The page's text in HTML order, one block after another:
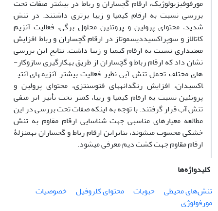
مورفوفیزیولوژیک، ارقام گچساران و رباط در بیشتر صفات تحت
بررسی نسبت به ارقام کیمیا و زیبا برتری داشتند. در تنش
شدید، محتوای پرولین و پروتئین محلول برگی، فعالیت آنزیم
کاتالاز و سوپراکسید­دیسموتاز در ارقام گچساران و رباط افزایش
معنی­داری نسبت به ارقام کیمیا و زیبا داشت. نتایج اینبررسی
نشاندادکه ارقام رباط و گچسارانازطریقبه­کارگیریسازوکار­
هایمختلف تحملتنش آبی نظیر فعالیتبیشترآنزیم­های آنتی­
اکسیدان، افزایش رنگ­دانه­های فتوسنتزی، محتوای پرولین و
پروتئین نسبت به ارقام کیمیا و زیبا، کمتر تحتتأثیر اثر منفی
تنش آبقرارگرفتند. با توجه به اینکه صفات تحت بررسی در این
مطالعه معیارهای مناسبی جهت شناسایی ارقام مقاوم به تنش
خشکی محسوب می­شوند، بنابراین ارقام رباط و گچساران به­منزلۀ
ارقام مقاوم جهت کشت دیم معرفی می­شود.
کلیدواژه‌ها
تنش‌های محیطی
حبوبات محتوای کلروفیل
خصوصیات
مورفولوژی